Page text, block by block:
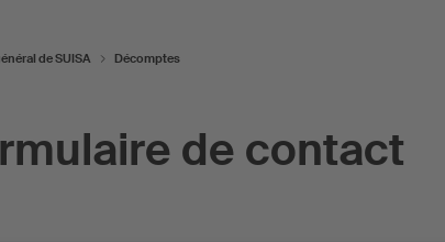
de SUISA Décomptes
de contact